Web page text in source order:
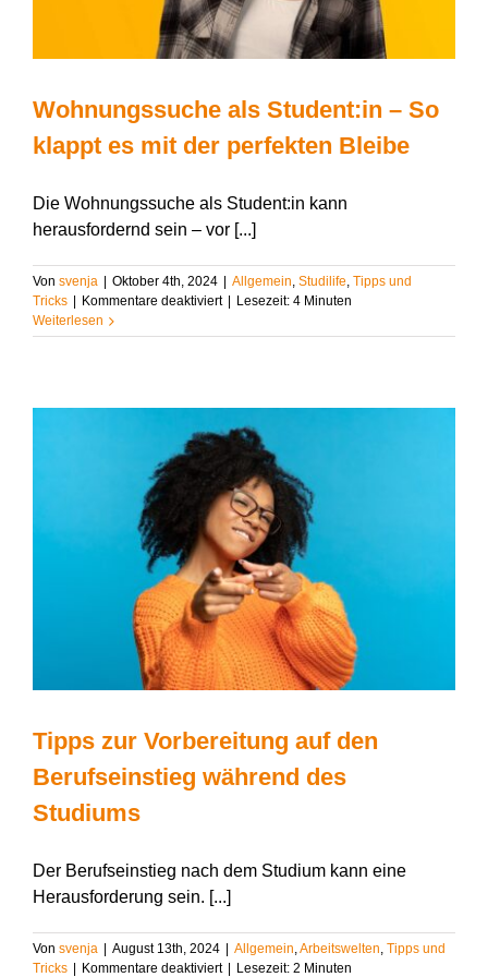
Wohnungssuche als Student:in – So
klappt es mit der perfekten Bleibe
Die Wohnungssuche als Student:in kann
herausfordernd sein – vor [...]
Von svenja Oktober 4th, 2024 Allgemein, Studilife, Tipps und
Tricks
Kommentare deaktiviertfür
als
es
der
perfekten
Bleibe
Lesezeit: 4 Minuten
Weiterlesen
Tipps zur Vorbereitung auf den
Berufseinstieg während des
Studiums
Der Berufseinstieg nach dem Studium kann eine
Herausforderung sein. [...]
Von svenja August 13th, 2024 Allgemein,Arbeitswelten, Tipps und
Tricks
Kommentare deaktiviertfür Lesezeit: 2 Minuten